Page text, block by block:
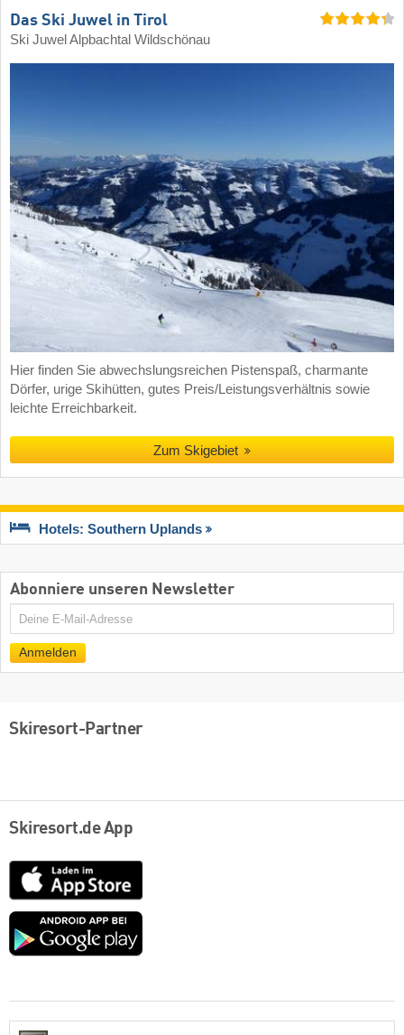
Das Ski Juwel in Tirol
Ski Juwel Alpbachtal Wildschönau
Hier finden Sie abwechslungsreichen Pistenspaß, charmante
Dörfer, urige Skihütten, gutes Preis/Leistungsverhältnis sowie
leichte Erreichbarkeit.
Zum Skigebiet
Hotels: Southern Uplands
Abonniere unseren Newsletter
E-
Anmelden
Skiresort-Partner
Skiresort.de App
App
Store
Google